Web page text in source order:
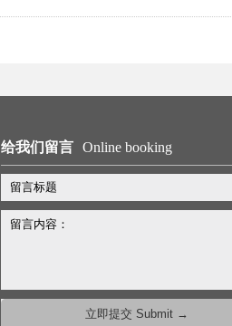
给我们留言 Online booking